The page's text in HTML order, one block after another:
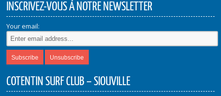
INSCRIVEZ-VOUS À NOTRE NEWSLETTER
Your email:
COTENTIN SURF CLUB – SIOUVILLE